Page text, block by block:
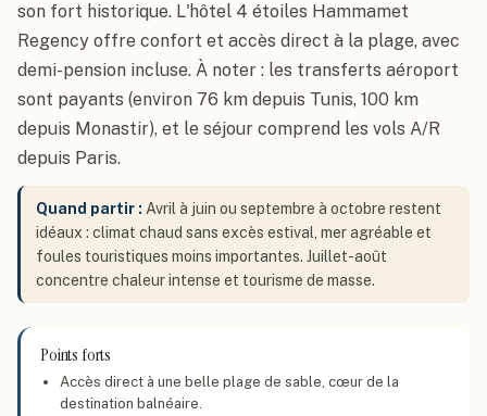
8J/7N - HAMMAMET
REGENCY 4* - DP
Hammamet, Tunisie
son fort historique. L'hôtel 4 étoiles Hammamet
Regency offre confort et accès direct à la plage, avec
demi-pension incluse. À noter : les transferts aéroport
sont payants (environ 76 km depuis Tunis, 100 km
depuis Monastir), et le séjour comprend les vols A/R
depuis Paris.
Quand partir : Avril à juin ou septembre à octobre restent
idéaux : climat chaud sans excès estival, mer agréable et
foules touristiques moins importantes. Juillet-août
concentre chaleur intense et tourisme de masse.
Points forts
Accès direct à une belle plage de sable, cœur de la
destination balnéaire.